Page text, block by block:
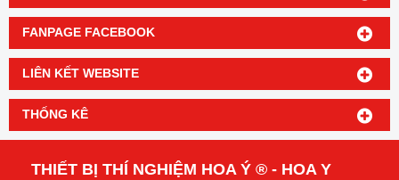
FANPAGE FACEBOOK
LIÊN KẾT WEBSITE
THỐNG KÊ
THIẾT BỊ THÍ NGHIỆM HOA Ý ® - HOA Y